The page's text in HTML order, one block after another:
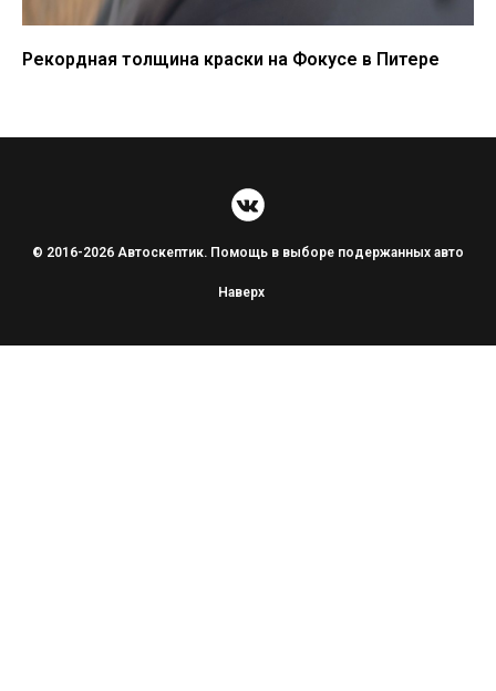
Рекордная толщина краски на Фокусе в Питере
© 2016-2026 Автоскептик. Помощь в выборе подержанных авто
Наверх